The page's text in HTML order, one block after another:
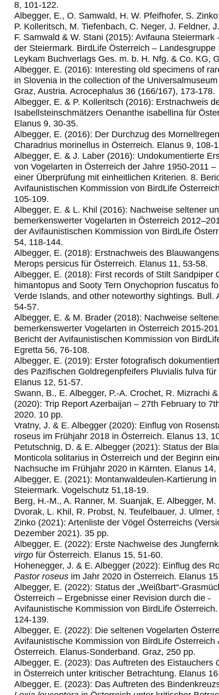
8, 101-122.
Albegger, E., O. Samwald, H. W. Pfeifhofer, S.
P. Kolleritsch, M. Tiefenbach, C. Neger, J. Feldner,
F. Samwald & W. Stani (2015): Avifauna Steiermark
der Steiermark. BirdLife Österreich – Landesgruppe
Leykam Buchverlags Ges. m. b. H. Nfg. & Co. KG,
Albegger, E. (2016): Interesting old specimens of
in Slovenia in the collection of the
Graz, Austria. Acrocephalus 36 (166/167), 173-178.
Albegger, E. & P. Kolleritsch (2016): Erstnachweis
Isabellsteinschmätzers Oenanthe isabellina für
Elanus 9, 30-35.
Albegger, E. (2016): Der Durchzug des
Charadrius morinellus in Österreich. Elanus 9, 108-
Albegger, E. & J. Laber (2016): Undokumentierte
von Vogelarten in Österreich der Jahre 1950-2011 –
einer Überprüfung mit einheitlichen Kriterien. 8.
Avifaunistischen Kommission von BirdLife
105-109.
Albegger, E. & L. Khil (2016): Nachweise seltener
bemerkenswerter Vogelarten in Österreich
der Avifaunistischen Kommission von BirdLife
54, 118-144.
Albegger, E. (2018): Erstnachweis des
Merops persicus für Österreich. Elanus 11, 53-58.
Albegger, E. (2018): First records of Stilt Sandpiper
himantopus and Sooty Tern Onychoprion fuscatus
Verde Islands, and other noteworthy sightings. Bull.
54-57.
Albegger, E. & M. Brader (2018): Nachweise
bemerkenswerter Vogelarten in Österreich 2015-
Bericht der Avifaunistischen Kommission von
Egretta 56, 76-108.
Albegger, E. (2019): Erster fotografisch
des Pazifischen Goldregenpfeifers Pluvialis fulva
Elanus 12, 51-57.
Swann, B., E. Albegger, P.-A. Crochet, R. Mizrachi
(2020): Trip Report Azerbaijan – 27th February to
2020. 10 pp.
Vratny, J. & E. Albegger (2020): Einflug von
roseus im Frühjahr 2018 in Österreich. Elanus 13,
Petutschnig, D. & E. Albegger (2021): Status der
Monticola solitarius in Österreich und der Beginn
Nachsuche im Frühjahr 2020 in Kärnten. Elanus 14,
Albegger, E. (2021): Montanwaldeulen-Kartierung in
Steiermark. Vogelschutz 51,18-19.
Berg, H.-M., A. Ranner, M. Suanjak, E. Albegger, M.
Dvorak, L. Khil, R. Probst, N. Teufelbauer, J. Ulmer,
Zinko (2021): Artenliste der Vögel Österreichs
Dezember 2021). 35 pp.
Albegger, E. (2022): Erste Nachweise des
virgo für Österreich. Elanus 15, 51-60.
Hohenegger, J. & E. Albegger (2022): Einflug des
Pastor roseus im Jahr 2020 in Österreich. Elanus
Albegger, E. (2022): Status der „Weißbart“-
Österreich – Ergebnisse einer Revision­ ­durch­ die ­
Avifaunistische­ Kommission­ von ­BirdLife ­Österre
124-139.
Albegger, E. (2022): Die seltenen Vogelarten
Avifaunistische Kommission von BirdLife Österreich
Österreich. Elanus-Sonderband. Graz, 250 pp.
Albegger, E. (2023): Das Auftreten des Eistauchers
in Österreich unter kritischer Betrachtung. Elanus
Albegger, E. (2023): Das Auftreten des